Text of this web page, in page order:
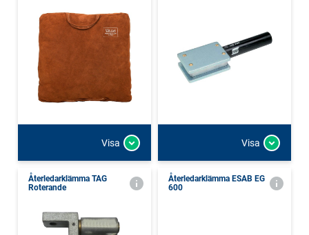
Visa Visa
Återledarklämma TAG
Roterande
Återledarklämma ESAB EG
600